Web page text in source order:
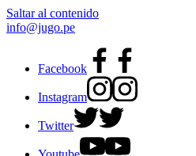
Saltar al contenido
info@jugo.pe
Facebook
Instagram
Twitter